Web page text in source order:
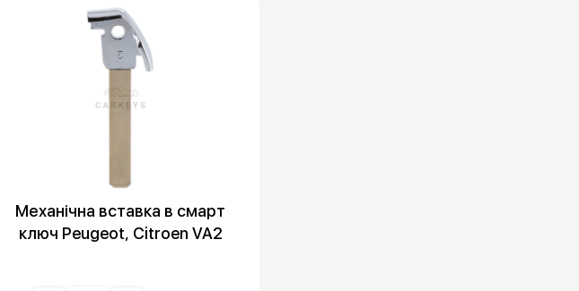
Механічна вставка в смарт
ключ Peugeot, Citroen VA2